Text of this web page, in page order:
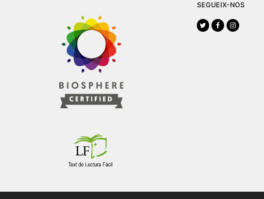
SEGUEIX-NOS
TwitterFacebookInstagram